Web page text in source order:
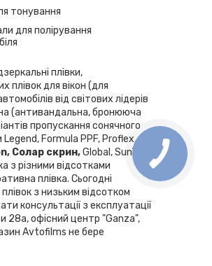
тонування
для полірування
плівки,
плівок для вікон (для
від світових лідерів
(антивандальна, бронююча
пропускання сонячного
Legend, Formula PPF, Proflex,
Cолар скрин,Global, SunTek,
з різними відсотками
плівка. Сьогодні
з низьким відсотком
консультації з експлуатації
28а, офісний центр "Ganza",
Avtofilms не бере